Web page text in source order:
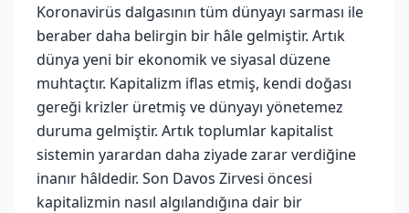
Koronavirüs dalgasının tüm dünyayı sarması ile
beraber daha belirgin bir hâle gelmiştir. Artık
dünya yeni bir ekonomik ve siyasal düzene
muhtaçtır. Kapitalizm iflas etmiş, kendi doğası
gereği krizler üretmiş ve dünyayı yönetemez
duruma gelmiştir. Artık toplumlar kapitalist
sistemin yarardan daha ziyade zarar verdiğine
inanır hâldedir. Son Davos Zirvesi öncesi
kapitalizmin nasıl algılandığına dair bir